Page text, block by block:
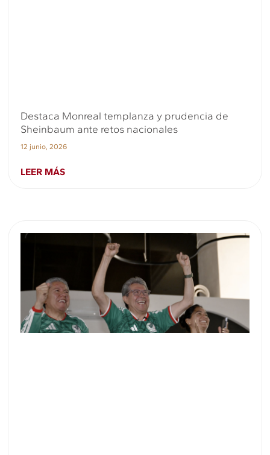
Destaca Monreal templanza y prudencia de
Sheinbaum ante retos nacionales
12 junio, 2026
LEER MÁS